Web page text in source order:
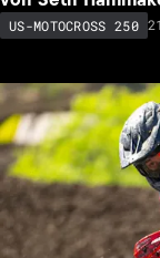
US-MOTOCROSS 250